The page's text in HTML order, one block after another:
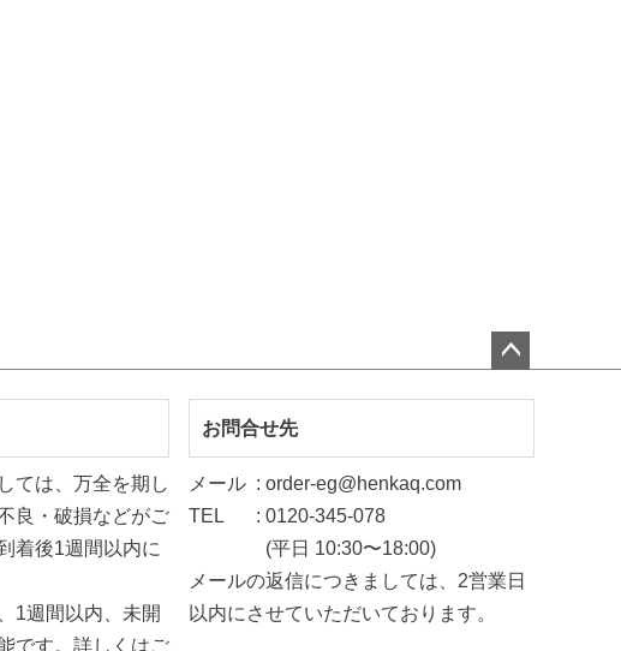
ップ
ては、万全を期し
良・破損などがご
着後1週間以内に
1週間以内、未開
です。詳しくはご
お問合せ先
メール
order-eg@henkaq.com
TEL
0120-345-078
(平日 10:30〜18:00)
メールの返信につきましては、2営業日
以内にさせていただいております。